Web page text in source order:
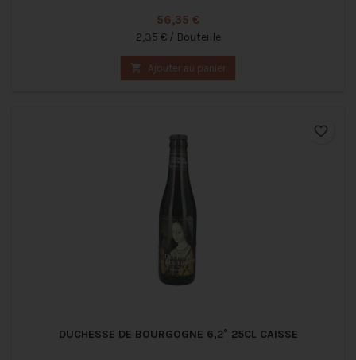
Prix
56,35 €
2,35 € / Bouteille
 Ajouter au panier
DUCHESSE DE BOURGOGNE 6,2° 25CL CAISSE
favorite_border